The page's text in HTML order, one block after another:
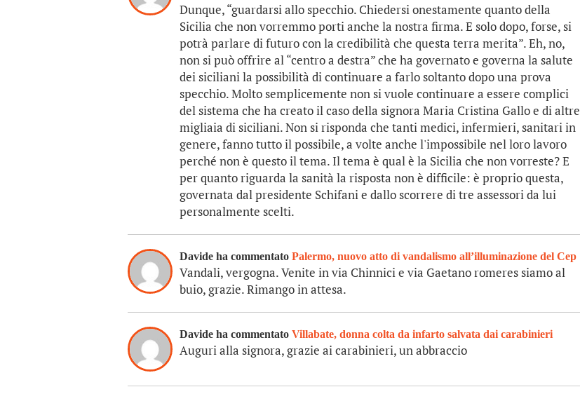
Dunque, “guardarsi allo specchio. Chiedersi onestamente quanto della
Sicilia che non vorremmo porti anche la nostra firma. E solo dopo, forse, si
potrà parlare di futuro con la credibilità che questa terra merita”. Eh, no,
non si può offrire al “centro a destra” che ha governato e governa la salute
dei siciliani la possibilità di continuare a farlo soltanto dopo una prova
specchio. Molto semplicemente non si vuole continuare a essere complici
del sistema che ha creato il caso della signora Maria Cristina Gallo e di altre
migliaia di siciliani. Non si risponda che tanti medici, infermieri, sanitari in
genere, fanno tutto il possibile, a volte anche l'impossibile nel loro lavoro
perché non è questo il tema. Il tema è qual è la Sicilia che non vorreste? E
per quanto riguarda la sanità la risposta non è difficile: è proprio questa,
governata dal presidente Schifani e dallo scorrere di tre assessori da lui
personalmente scelti.
Davide ha commentato Palermo, nuovo atto di vandalismo all’illuminazione del Cep
Vandali, vergogna. Venite in via Chinnici e via Gaetano romeres siamo al
buio, grazie. Rimango in attesa.
Davide ha commentato Villabate, donna colta da infarto salvata dai carabinieri
Auguri alla signora, grazie ai carabinieri, un abbraccio